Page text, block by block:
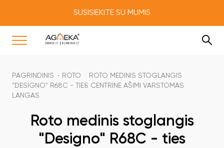
SUSISIEKITE SU MUMIS
PAGRINDINIS ROTO
ROTO MEDINIS STOGLANGIS
"DESIGNO" R68C - TIES CENTRINE AŠIMI VARSTOMAS
LANGAS
Roto medinis stoglangis
"Designo" R68C - ties